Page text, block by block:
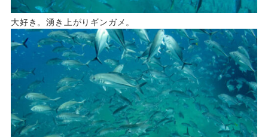
大好き。湧き上がりギンガメ。